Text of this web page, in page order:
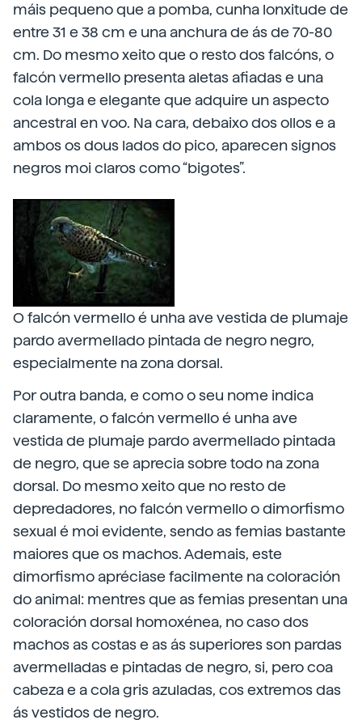
máis pequeno que a pomba, cunha lonxitude de
entre 31 e 38 cm e una anchura de ás de 70-80
cm. Do mesmo xeito que o resto dos falcóns, o
falcón vermello presenta aletas afiadas e una
cola longa e elegante que adquire un aspecto
ancestral en voo. Na cara, debaixo dos ollos e a
ambos os dous lados do pico, aparecen signos
negros moi claros como “bigotes”.
O falcón vermello é unha ave vestida de plumaje
pardo avermellado pintada de negro negro,
especialmente na zona dorsal.
Por outra banda, e como o seu nome indica
claramente, o falcón vermello é unha ave
vestida de plumaje pardo avermellado pintada
de negro, que se aprecia sobre todo na zona
dorsal. Do mesmo xeito que no resto de
depredadores, no falcón vermello o dimorfismo
sexual é moi evidente, sendo as femias bastante
maiores que os machos. Ademais, este
dimorfismo apréciase facilmente na coloración
do animal: mentres que as femias presentan una
coloración dorsal homoxénea, no caso dos
machos as costas e as ás superiores son pardas
avermelladas e pintadas de negro, si, pero coa
cabeza e a cola gris azuladas, cos extremos das
ás vestidos de negro.